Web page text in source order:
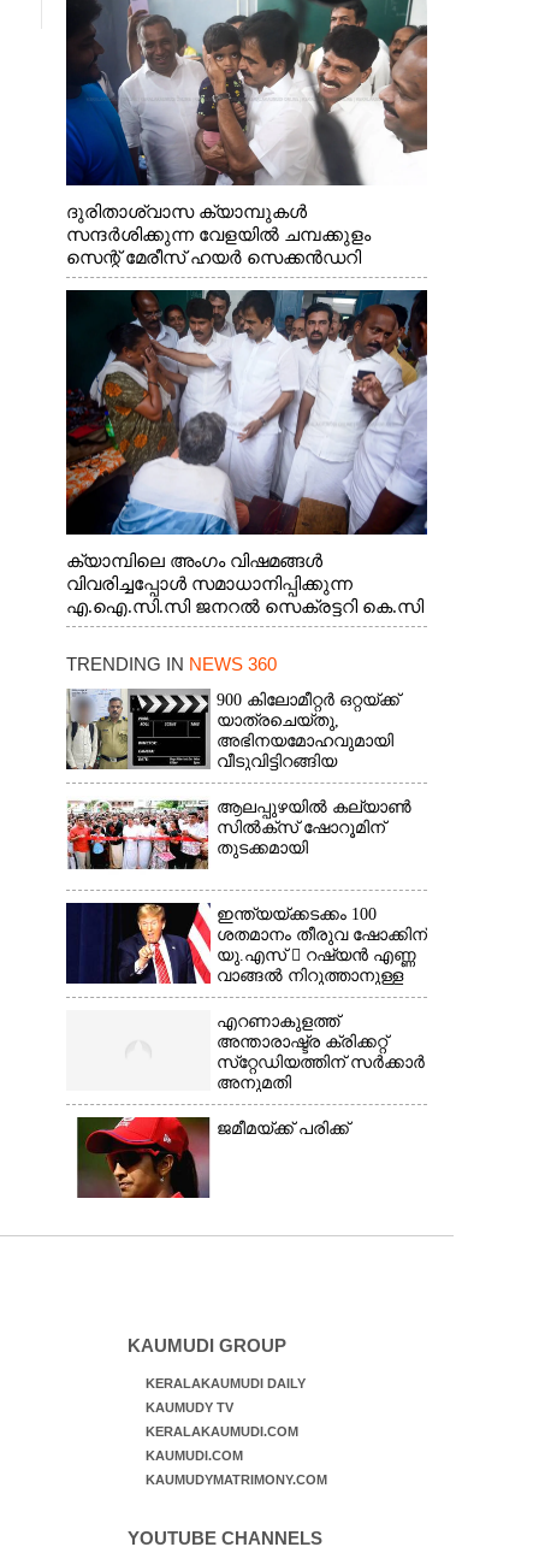
ദുരിതാശ്വാസ ക്യാമ്പുകൾ
സന്ദർശിക്കുന്ന വേളയിൽ ചമ്പക്കുളം
സെന്റ് മേരീസ് ഹയർ സെക്കൻഡറി
സ്കൂളിലെ ക്യാമ്പിലെത്തിയ എ.ഐ.സി.സി
ജനറൽ സെക്രട്ടറി കെ.സി
വേണുഗോപാൽ എം.പി കുരുന്നിനെ
എടുത്ത് ലാളിച്ചപ്പോൾ. സഹകരണ-
എക്സൈസ് വകുപ്പ് മന്ത്രി എം. ലിജു,
കൃഷിവകുപ്പ് മന്ത്രി ടി. സിദ്ദിഖ്, റെജി
ചെറിയാൻ എം. എൽ. എ എന്നിവർ സമീപം
ക്യാമ്പിലെ അംഗം വിഷമങ്ങൾ
വിവരിച്ചപ്പോൾ സമാധാനിപ്പിക്കുന്ന
എ.ഐ.സി.സി ജനറൽ സെക്രട്ടറി കെ.സി
വേണുഗോപാൽ എം.പി. സഹകരണ-
എന്നിവർ
TRENDING IN NEWS 360
900 കിലോമീറ്റർ ഒറ്റയ്‌ക്ക്
യാത്രചെ‌യ്‌തു,​
അഭിനയമോഹവുമായി
വീടുവിട്ടിറങ്ങിയ
പതിനാറുകാരനെ
കണ്ടെത്തിയത് ഫിലിം
സിറ്റിയിൽ
ആലപ്പുഴയിൽ കല്യാൺ
സിൽക്‌സ് ഷോറൂമിന്
തുടക്കമായി
ഇന്ത്യയ്ക്കടക്കം 100
ശതമാനം തീരുവ ഷോക്കിന്
യു.എസ്  റഷ്യൻ എണ്ണ
വാങ്ങൽ നിറുത്താനുള്ള
സമ്മർദ്ദം
എറണാകുളത്ത്
അന്താരാഷ്ട്ര ക്രിക്കറ്റ്
സ്‌റ്റേഡിയത്തിന് സർക്കാർ
അനുമതി
ജമീമയ്ക്ക് പരിക്ക്
KAUMUDI GROUP
KERALAKAUMUDI DAILY
KAUMUDY TV
KERALAKAUMUDI.COM
KAUMUDI.COM
KAUMUDYMATRIMONY.COM
YOUTUBE CHANNELS